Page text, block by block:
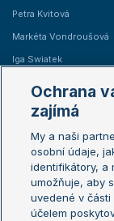
Petra Kvitová
Markéta Vondroušová
Iga Swiatek
Žebříčky
Žebříček ATP (muži)
Žebříček WTA (ženy)
Sázkařský žebříček
Ochrana
zajímá
My a naši
osobní údaje,
identifikátory, a
umožňuje, aby
uvedené v
účelem